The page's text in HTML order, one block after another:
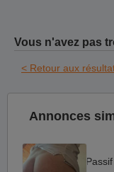
Vous n'avez pas
< Retour aux
Annonces